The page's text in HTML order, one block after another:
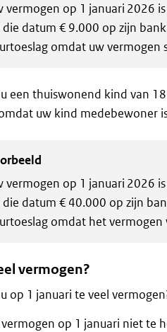
vermogen op 1 januari 2026
die datum € 9.000 op zijn
omdat uw vermogen
een thuiswonend kind van
uw kind medebewoner
vermogen op 1 januari 2026
die datum € 40.000 op zijn
omdat het
vermogen?
op 1 januari te veel
vermogen op 1 januari niet te